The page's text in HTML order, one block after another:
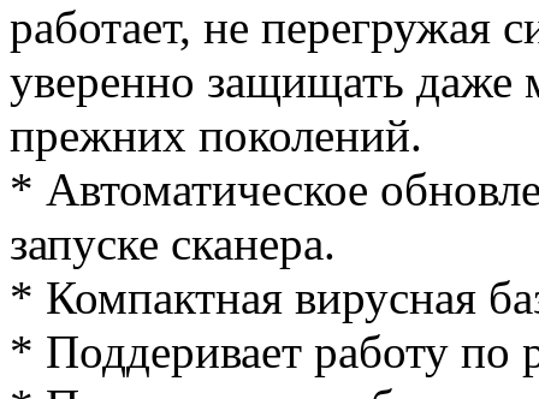
работает, не перегружая
уверенно защищать
прежних поколений.
* Автоматическое
запуске сканера.
* Компактная вирусная
* Поддеривает работу по